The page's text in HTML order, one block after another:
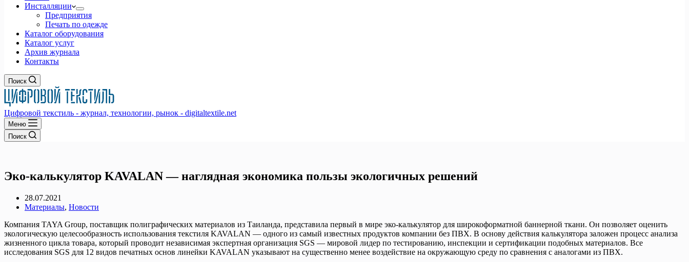
Инсталляции
Предприятия
Печать по одежде
Каталог оборудования
Каталог услуг
Архив журнала
Контакты
Поиск
Цифровой текстиль - журнал, технологии, рынок - digitaltextile.net
Меню
Поиск
Эко-калькулятор KAVALAN — наглядная экономика пользы экологичных решений
28.07.2021
Материалы, Новости
Компания TAYA Group, поставщик полиграфических материалов из Таиланда, представила первый в мире эко-калькулятор для широкоформатной баннерной ткани. Он позволяет оценить
экологическую целесообразность использования текстиля KAVALAN — одного из самый известных продуктов компании без ПВХ. В основу действия калькулятора заложен процесс анализа
жизненного цикла товара, который проводит независимая экспертная организация SGS — мировой лидер по тестированию, инспекции и сертификации подобных материалов. Все
исследования SGS для 12 видов печатных основ линейки KAVALAN указывают на существенно менее воздействие на окружающую среду по сравнения с аналогами из ПВХ.